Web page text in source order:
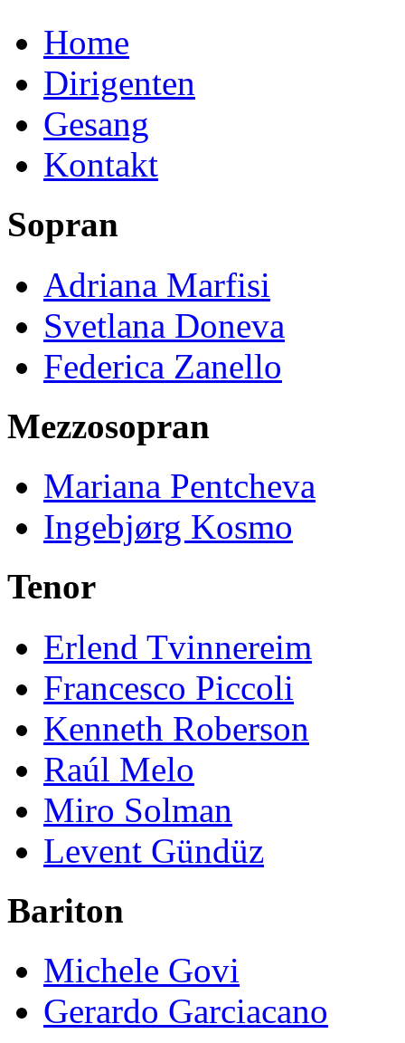
Home
Dirigenten
Gesang
Kontakt
Sopran
Adriana Marfisi
Svetlana Doneva
Federica Zanello
Mezzosopran
Mariana Pentcheva
Ingebjørg Kosmo
Tenor
Erlend Tvinnereim
Francesco Piccoli
Kenneth Roberson
Raúl Melo
Miro Solman
Levent Gündüz
Bariton
Michele Govi
Gerardo Garciacano